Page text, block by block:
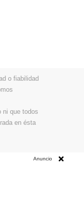
o fiabilidad
ni que todos
en ésta
Anuncio